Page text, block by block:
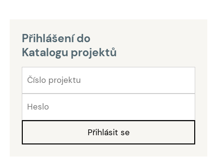
Přihlášení do
Katalogu projektů